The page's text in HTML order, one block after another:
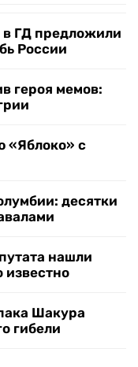
ГД предложили
России
героя мемов:
«Яблоко» с
десятки
нашли
известно
Шакура
гибели